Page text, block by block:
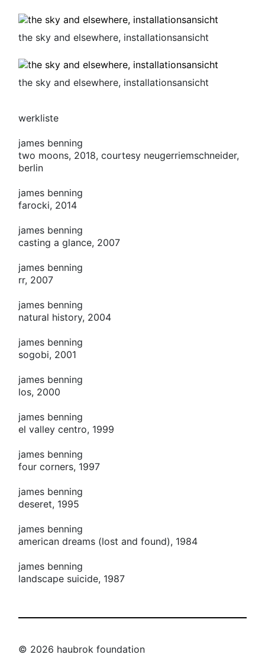
the sky and elsewhere, installationsansicht
the sky and elsewhere, installationsansicht
werkliste
james benning
two moons, 2018, courtesy neugerriemschneider,
berlin
james benning
farocki, 2014
james benning
casting a glance, 2007
james benning
rr, 2007
james benning
natural history, 2004
james benning
sogobi, 2001
james benning
los, 2000
james benning
el valley centro, 1999
james benning
four corners, 1997
james benning
deseret, 1995
james benning
american dreams (lost and found), 1984
james benning
landscape suicide, 1987
© 2026 haubrok foundation